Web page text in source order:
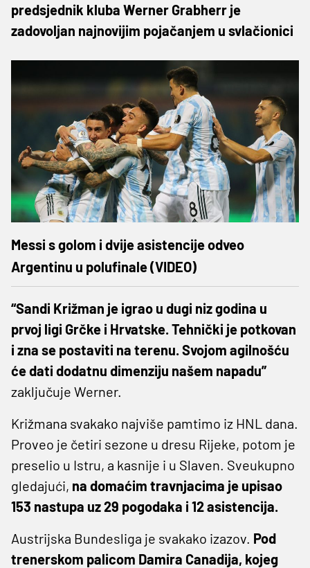
predsjednik kluba Werner Grabherr je
zadovoljan najnovijim pojačanjem u svlačionici
Messi s golom i dvije asistencije odveo
Argentinu u polufinale (VIDEO)
“Sandi Križman je igrao u dugi niz godina u
prvoj ligi Grčke i Hrvatske. Tehnički je potkovan
i zna se postaviti na terenu. Svojom agilnošću
će dati dodatnu dimenziju našem napadu”
zaključuje Werner.
Križmana svakako najviše pamtimo iz HNL dana.
Proveo je četiri sezone u dresu Rijeke, potom je
preselio u Istru, a kasnije i u Slaven. Sveukupno
gledajući, na domaćim travnjacima je upisao
153 nastupa uz 29 pogodaka i 12 asistencija.
Austrijska Bundesliga je svakako izazov. Pod
trenerskom palicom Damira Canadija, kojeg